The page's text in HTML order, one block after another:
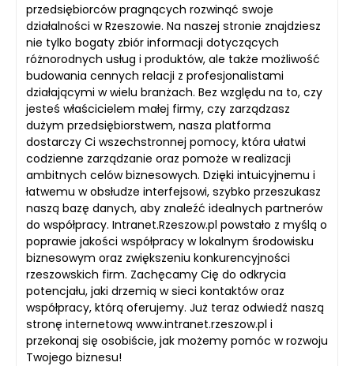
przedsiębiorców pragnących rozwinąć swoje
działalności w Rzeszowie. Na naszej stronie znajdziesz
nie tylko bogaty zbiór informacji dotyczących
różnorodnych usług i produktów, ale także możliwość
budowania cennych relacji z profesjonalistami
działającymi w wielu branżach. Bez względu na to, czy
jesteś właścicielem małej firmy, czy zarządzasz
dużym przedsiębiorstwem, nasza platforma
dostarczy Ci wszechstronnej pomocy, która ułatwi
codzienne zarządzanie oraz pomoże w realizacji
ambitnych celów biznesowych. Dzięki intuicyjnemu i
łatwemu w obsłudze interfejsowi, szybko przeszukasz
naszą bazę danych, aby znaleźć idealnych partnerów
do współpracy. Intranet.Rzeszow.pl powstało z myślą o
poprawie jakości współpracy w lokalnym środowisku
biznesowym oraz zwiększeniu konkurencyjności
rzeszowskich firm. Zachęcamy Cię do odkrycia
potencjału, jaki drzemią w sieci kontaktów oraz
współpracy, którą oferujemy. Już teraz odwiedź naszą
stronę internetową www.intranet.rzeszow.pl i
przekonaj się osobiście, jak możemy pomóc w rozwoju
Twojego biznesu!